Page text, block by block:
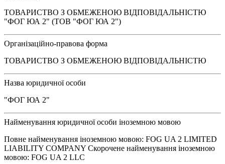
ТОВАРИСТВО З ОБМЕЖЕНОЮ ВІДПОВІДАЛЬНІСТЮ
"ФОГ ЮА 2" (ТОВ "ФОГ ЮА 2")
Організаційно-правова форма
ТОВАРИСТВО З ОБМЕЖЕНОЮ ВІДПОВІДАЛЬНІСТЮ
Назва юридичної особи
"ФОГ ЮА 2"
Найменування юридичної особи іноземною мовою
Повне найменування іноземною мовою: FOG UA 2 LIMITED
LIABILITY COMPANY Скорочене найменування іноземною
мовою: FOG UA 2 LLC